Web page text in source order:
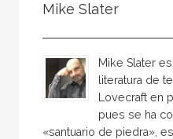
Coordinador
Editora
Mike Slater
Mike Slater
literatura de
Lovecraft en
pues se ha
«santuario de piedra»,